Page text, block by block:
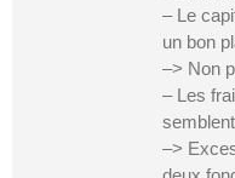
– Le
un bon
–> Non
– Les
–>